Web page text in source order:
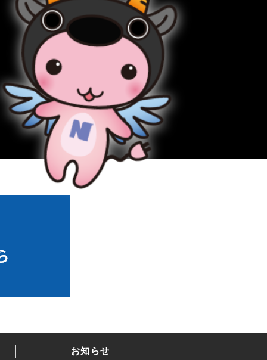
お知らせ